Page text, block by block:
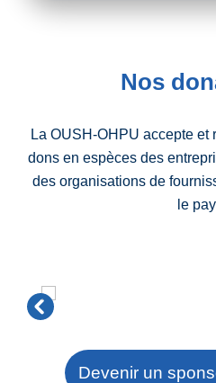
Nos
La OUSH-OHPU accepte
dons en espèces des
des organisations de
le
Devenir un